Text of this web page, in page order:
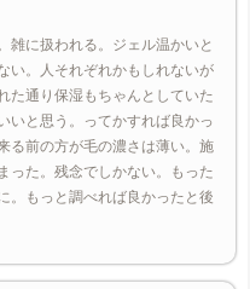
雑に扱われる。ジェル温かいと
い。人それぞれかもしれないが
た通り保湿もちゃんとしていた
いと思う。ってかすれば良かっ
る前の方が毛の濃さは薄い。施
った。残念でしかない。もった
。もっと調べれば良かったと後